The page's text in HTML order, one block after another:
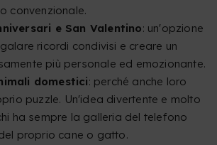
convenzionale.
e San Valentino: un'opzione
ricordi condivisi e creare un
più personale ed emozionante.
domestici: perché anche loro
puzzle. Un'idea divertente e molto
ha sempre la galleria del telefono
proprio cane o gatto.